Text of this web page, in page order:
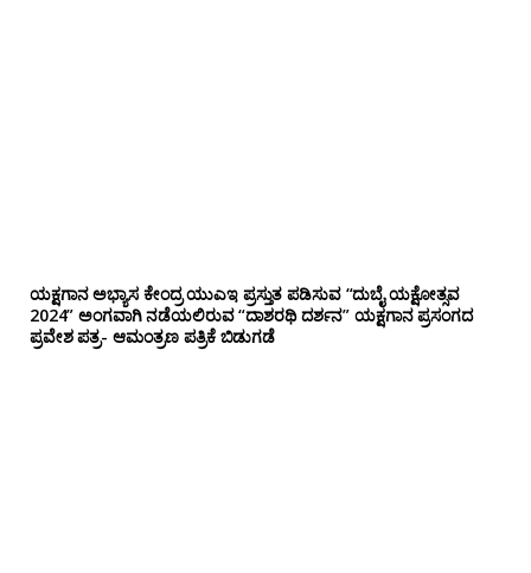
ಯಕ್ಷಗಾನ ಅಭ್ಯಾಸ ಕೇಂದ್ರ ಯುಎಇ ಪ್ರಸ್ತುತ ಪಡಿಸುವ “ದುಬೈ ಯಕ್ಷೋತ್ಸವ
2024” ಅಂಗವಾಗಿ ನಡೆಯಲಿರುವ “ದಾಶರಥಿ ದರ್ಶನ” ಯಕ್ಷಗಾನ ಪ್ರಸಂಗದ
ಪ್ರವೇಶ ಪತ್ರ- ಆಮಂತ್ರಣ ಪತ್ರಿಕೆ ಬಿಡುಗಡೆ